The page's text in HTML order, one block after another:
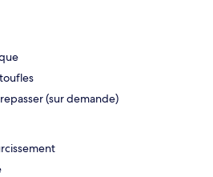
(sur demande)